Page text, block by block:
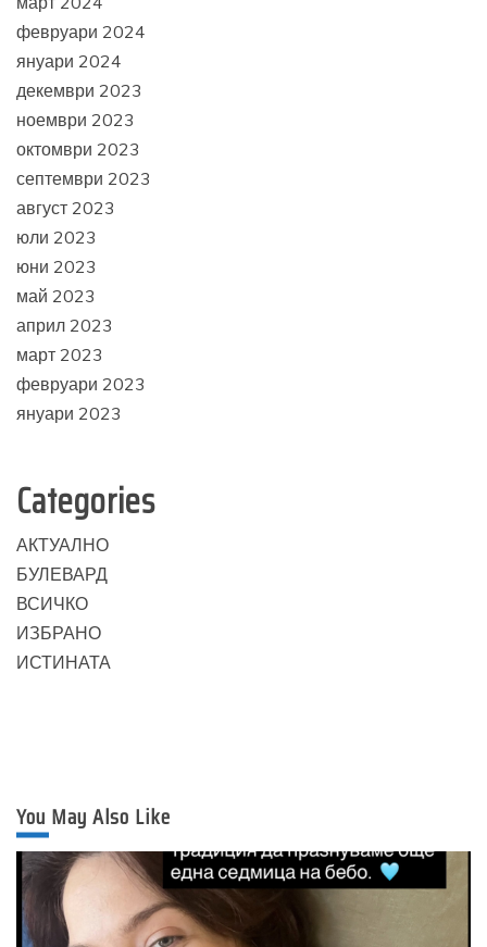
февруари 2024
януари 2024
декември 2023
ноември 2023
октомври 2023
септември 2023
август 2023
юли 2023
юни 2023
май 2023
април 2023
март 2023
февруари 2023
януари 2023
Categories
АКТУАЛНО
БУЛЕВАРД
ВСИЧКО
ИЗБРАНО
ИСТИНАТА
You May Also Like